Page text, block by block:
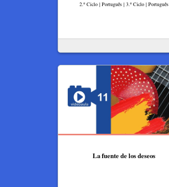
2.º Ciclo | Português | 3.º Ciclo | Português
La fuente de los deseos